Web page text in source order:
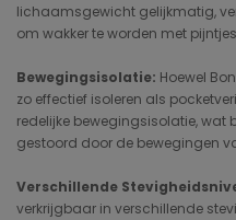
lichaamsgewicht gelijkmatig,
om wakker te worden met
Bewegingsisolatie: Hoewel
zo effectief isoleren als
redelijke bewegingsisolatie, wat
gestoord door de bewegingen
Verschillende
verkrijgbaar in verschillende